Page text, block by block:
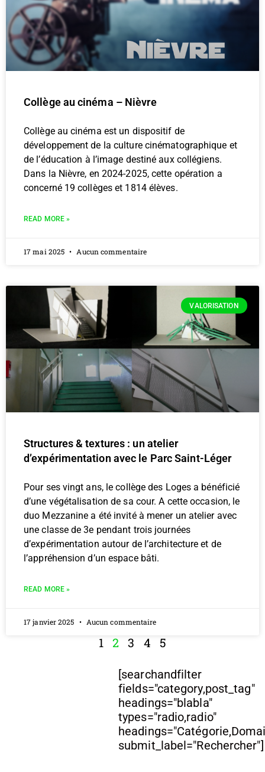
Collège au cinéma – Nièvre
Collège au cinéma est un dispositif de
développement de la culture cinématographique et
de l’éducation à l’image destiné aux collégiens.
Dans la Nièvre, en 2024-2025, cette opération a
concerné 19 collèges et 1814 élèves.
READ MORE »
17 mai 2025 Aucun commentaire
VALORISATION
Structures & textures : un atelier
d’expérimentation avec le Parc Saint-Léger
Pour ses vingt ans, le collège des Loges a bénéficié
d’une végétalisation de sa cour. A cette occasion, le
duo Mezzanine a été invité à mener un atelier avec
une classe de 3e pendant trois journées
d’expérimentation autour de l’architecture et de
l’appréhension d’un espace bâti.
READ MORE »
17 janvier 2025 Aucun commentaire
1 2 3 4 5
[searchandfilter
fields="category,post_tag"
headings="blabla"
types="radio,radio"
submit_label="Rechercher"]